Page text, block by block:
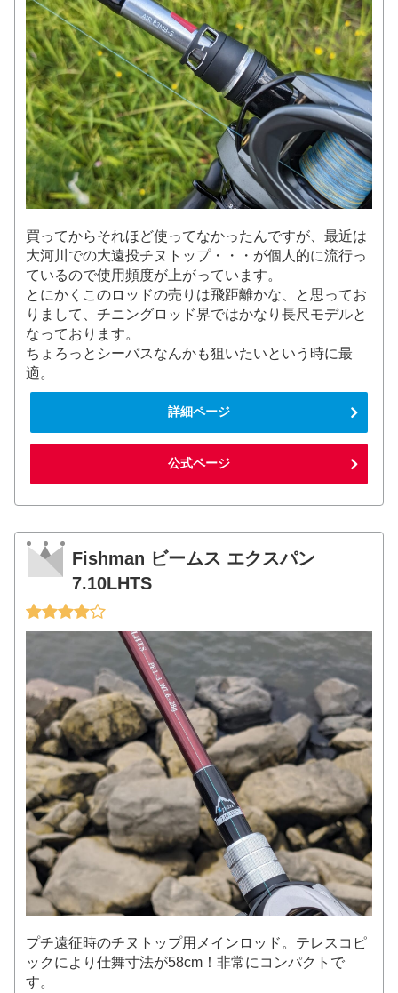
買ってからそれほど使ってなかったんですが、最近は
大河川での大遠投チヌトップ・・・が個人的に流行っ
ているので使用頻度が上がっています。
とにかくこのロッドの売りは飛距離かな、と思ってお
りまして、チニングロッド界ではかなり長尺モデルと
なっております。
ちょろっとシーバスなんかも狙いたいという時に最
適。
詳細ページ
公式ページ
Fishman ビームス エクスパン
7.10LHTS
プチ遠征時のチヌトップ用メインロッド。テレスコピ
ックにより仕舞寸法が58cm！非常にコンパクトで
す。